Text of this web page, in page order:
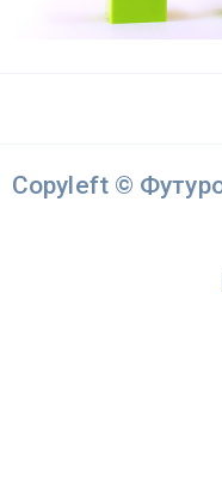
Copyleft ©